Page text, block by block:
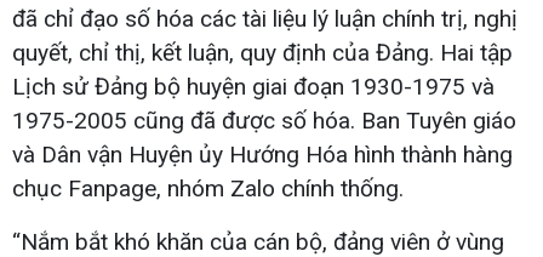
đã chỉ đạo số hóa các tài liệu lý luận chính trị, nghị
quyết, chỉ thị, kết luận, quy định của Đảng. Hai tập
Lịch sử Đảng bộ huyện giai đoạn 1930-1975 và
1975-2005 cũng đã được số hóa. Ban Tuyên giáo
và Dân vận Huyện ủy Hướng Hóa hình thành hàng
chục Fanpage, nhóm Zalo chính thống.
“Nắm bắt khó khăn của cán bộ, đảng viên ở vùng